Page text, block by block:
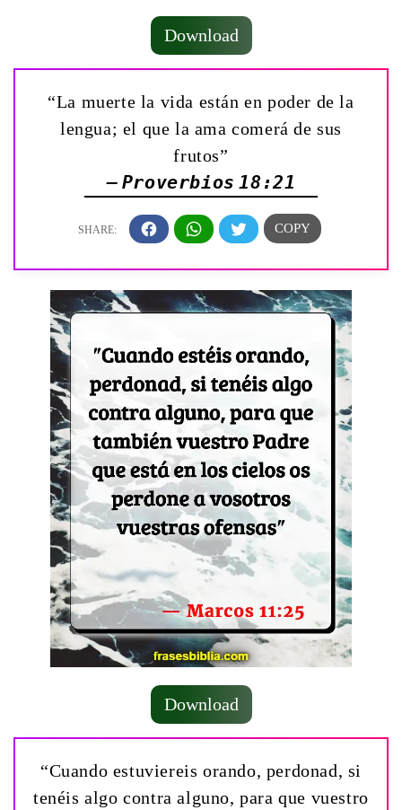
Download
“La muerte la vida están en poder de la
lengua; el que la ama comerá de sus
frutos”
— Proverbios 18:21
Download
“Cuando estuviereis orando, perdonad, si
tenéis algo contra alguno, para que vuestro